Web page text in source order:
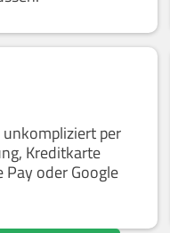
per
Kreditkarte
Pay oder Google